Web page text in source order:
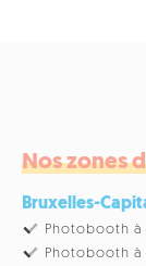
Nos zones
Bruxelles-
Photobooth
Photobooth à